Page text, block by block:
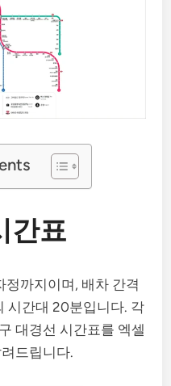
간표
정까지이며, 배차 간격
시간대 20분입니다. 각
대경선 시간표를 엑셀
드립니다.